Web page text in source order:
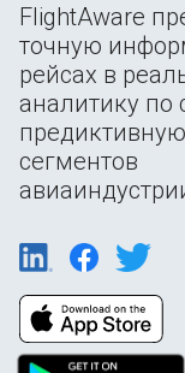
FlightAware
точную
рейсах в
аналитику по
сегментов